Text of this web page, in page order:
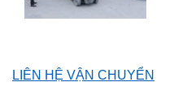
LIÊN HỆ VẬN CHUYỂN